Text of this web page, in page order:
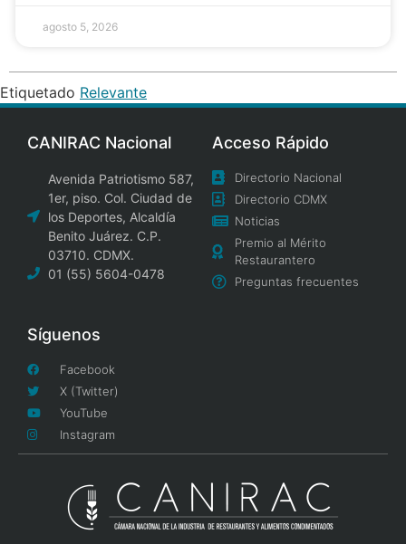
agosto 5, 2026
Etiquetado Relevante
CANIRAC Nacional
Avenida Patriotismo 587,
1er, piso. Col. Ciudad de
los Deportes, Alcaldía
Benito Juárez. C.P.
03710. CDMX.
01 (55) 5604-0478
Acceso Rápido
Directorio Nacional
Directorio CDMX
Noticias
Premio al Mérito
Restaurantero
Preguntas frecuentes
Síguenos
Facebook
X (Twitter)
YouTube
Instagram